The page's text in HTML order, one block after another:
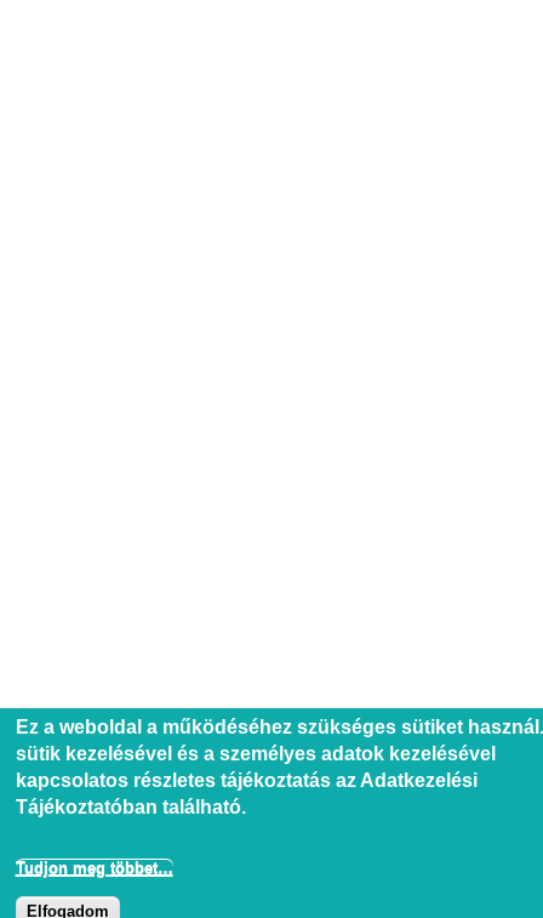
Ez a weboldal a működéséhez szükséges sütiket
sütik kezelésével és a személyes adatok kezelésével
kapcsolatos részletes tájékoztatás az Adatkezelési
Tájékoztatóban található.
Tudjon meg többet…
Elfogadom